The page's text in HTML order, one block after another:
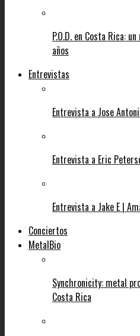
P.O.D. en Costa Rica:
años
Entrevistas
Entrevista a Jose
Entrevista a Eric
Entrevista a Jake E |
Conciertos
MetalBio
Synchronicity: metal
Costa Rica